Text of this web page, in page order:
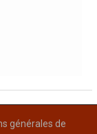
générales de